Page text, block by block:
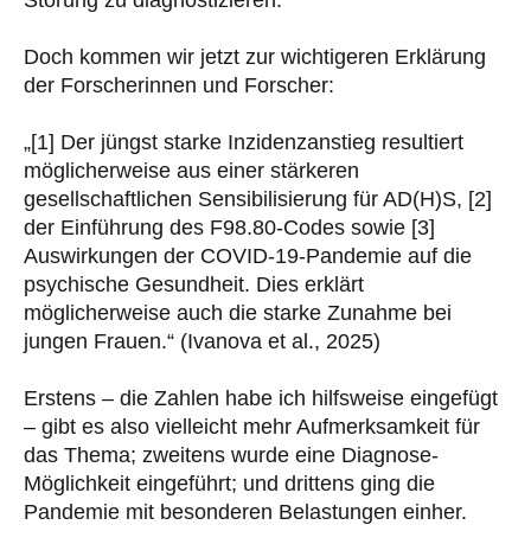
Doch kommen wir jetzt zur wichtigeren Erklärung
der Forscherinnen und Forscher:
„[1] Der jüngst starke Inzidenzanstieg resultiert
möglicherweise aus einer stärkeren
gesellschaftlichen Sensibilisierung für AD(H)S, [2]
der Einführung des F98.80-Codes sowie [3]
Auswirkungen der COVID-19-Pandemie auf die
psychische Gesundheit. Dies erklärt
möglicherweise auch die starke Zunahme bei
jungen Frauen.“ (Ivanova et al., 2025)
Erstens – die Zahlen habe ich hilfsweise eingefügt
– gibt es also vielleicht mehr Aufmerksamkeit für
das Thema; zweitens wurde eine Diagnose-
Möglichkeit eingeführt; und drittens ging die
Pandemie mit besonderen Belastungen einher.